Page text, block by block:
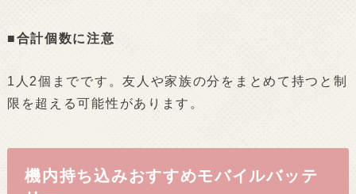
■合計個数に注意
1人2個までです。友人や家族の分をまとめて持つと制
限を超える可能性があります。
機内持ち込みおすすめモバイルバッテ